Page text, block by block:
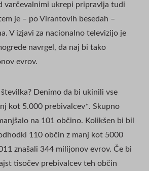
varčevalnimi ukrepi pripravlja tudi
je – po Virantovih besedah –
V izjavi za nacionalno televizijo je
navrgel, da naj bi tako
evrov.
Denimo da bi ukinili vse
kot 5.000 prebivalcev*. Skupno
na 101 občino. Kolikšen bi bil
110 občin z manj kot 5000
znašali 344 milijonov evrov. Če bi
tisočev prebivalcev teh občin